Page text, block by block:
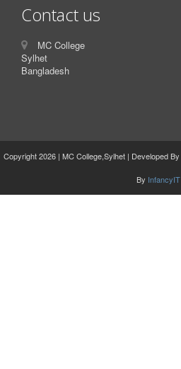
Contact us
MC College
Sylhet
Bangladesh
Copyright 2026 | MC College,Sylhet | Developed By
By InfancyIT